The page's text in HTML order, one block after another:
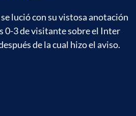
lució con su vistosa anotación
0-3 de visitante sobre el Inter
de la cual hizo el aviso.